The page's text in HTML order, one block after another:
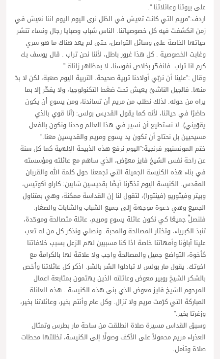
على بيوتنا وعائلاتنا “.
اردف:”مريم التي كانت تعيش في الظل نرى اليوم اليوم اننا نعيش في
زمن انكشفت فيه كل خصوصياتنا. الناس شباب وصبايا رجال ونساء تنشر
حياتها الخاصة على وسائل التواصل، حتى لم يعد هناك ما هو سري
وغابت الخصوصية . كل هذا غرور باطل، لأننا نحن تراب . قال يوسف بك
كرم انا تراب. فلنفكّر بخلاص نفوسنا، لا بمظاهر زائلة.”
وقال :”علينا أن نربّي أولادنا تربية صحيحة. التربية اليوم صعبة، لكن لا بدّ
منها. فالجيل الناشئ يعيش تحت ضغط التكنولوجيا، ولا يفكّر إلا بما
يراه من حوله. لذلك نطلب من مريم أن تساندنا، ومن يسوع أن يكون
حاضرًا في حياتنا، لأنه كما يقول القديس بولس: (أنا قوي بالذي
يقوّيني). لا نستطيع أن نسير في هذا العالم وحدنا ونكون بالفعل
مسيحيين بل نحتاج أن تكون يد يسوع ومريم والقديسين معنا.”
ختم المونسنيور فرنجية:”اليوم نرفع هذه الذبيحة الإلهية كما كل سنة
عن راحة نفس الشيخ فايز معوّض، الذي ساهم مع عائلته ومؤسسته
في بناء هذه الكنيسة الجميلة التي تجمعنا حول كلمة الله والقربان
المقدس. الكنيسة اليوم تذكّرنا أيضًا بقديسين شابين: كارلو أكوتيس،
وبيتر وفيتّوريو (فينتورا)، لتقول لنا إن القداسة ممكنة، وهي بمتناول
الجميع وهي دعوة موجهة إلى جميع الشباب والشابات والصغار.
فلنصلِّ جميعًا كي نكون عائلة يسوع ومريم، عائلة متصالحة وموحّدة،
تنبذ الكبرياء، وتختار المصالحة والمحبة. ونصلي ونذكر كل من له تعب
علينا آباؤنا وأمهاتنا خاصة اذا كنا مسببين لهم الزعل بسبب خلافاتنا
كأخوة، التواضع جميل والمصالحة واجب ولا علاقة لها بالكرامة مع
اخوتك. يقول مار بولس لا تبادلوا الشر بالشر. اذكر كل عائلاتنا وأخص
بالشكر الشيخ روبير معوض وعائلته الذين يهتمون بمتابعة اعمال
المرحوم الشيخ فايز معوض الذي بنى هذه الكنيسة . هذه العائلة
المباركة التي كرّمت مريم ولا تزال. وكل عام وأنتم بخير، وعائلاتنا بخير،
وزغرتا بخير.”
وسبق القداس مسيرة صلاة انطلقت من ساحة مار بطرس وتمثال
العذراء مريم محمولاً على الأكف وصولًا إلى الكنيسة، تخللتها محطات
صلاة وتأمل.